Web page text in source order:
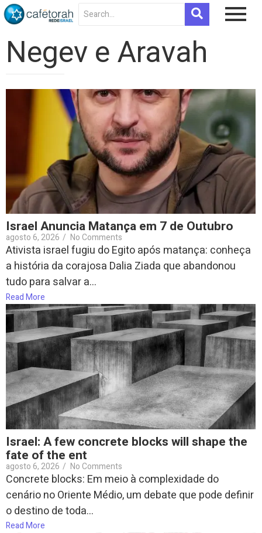
Negev e Aravah
Israel Anuncia Matança em 7 de Outubro
agosto 6, 2026 / No Comments
Ativista israel fugiu do Egito após matança: conheça
a história da corajosa Dalia Ziada que abandonou
tudo para salvar a...
Read More
Israel: A few concrete blocks will shape the
fate of the ent
agosto 6, 2026 / No Comments
Concrete blocks: Em meio à complexidade do
cenário no Oriente Médio, um debate que pode definir
o destino de toda...
Read More